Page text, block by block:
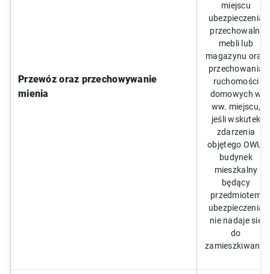
Przewóz oraz przechowywanie
mienia
miejscu
ubezpieczenia
przechowalni
mebli lub
magazynu oraz
przechowania
ruchomości
domowych w
ww. miejscu,
jeśli wskutek
zdarzenia
objętego OWU,
budynek
mieszkalny
będący
przedmiotem
ubezpieczenia
nie nadaje się
do
zamieszkiwania